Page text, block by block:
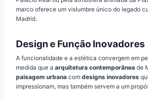
marco oferece um vislumbre único do legado
Madrid.
Design e Função Inovadores
A funcionalidade e a estética convergem em
medida que a arquitetura contemporânea de
paisagem urbana com designs inovadores
impressionam, mas também servem a um